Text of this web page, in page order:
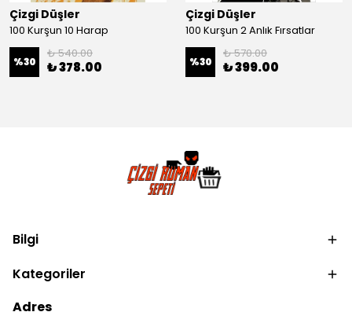
Çizgi Düşler
100 Kurşun 10 Harap
%30
₺ 540.00
₺ 378.00
Çizgi Düşler
100 Kurşun 2 Anlık Fırsatlar
%30
₺ 570.00
₺ 399.00
Bilgi
Kategoriler
Adres